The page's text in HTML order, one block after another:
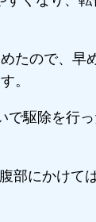
たので、早
。
駆除を行っ
部にかけて